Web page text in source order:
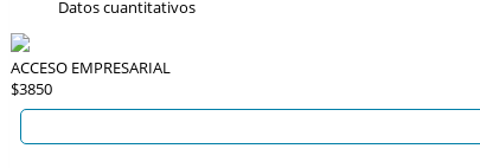
Datos cuantitativos
ACCESO EMPRESARIAL
$3850